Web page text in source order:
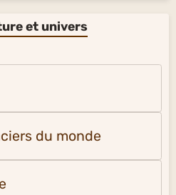
et univers
du monde